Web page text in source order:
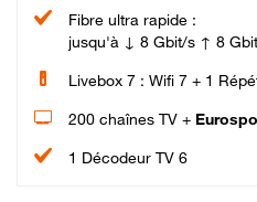
Fibre ultra rapide :
jusqu'à ↓ 8 Gbit/s ↑ 8
Livebox 7 : Wifi 7 + 1
200 chaînes TV +
1 Décodeur TV 6